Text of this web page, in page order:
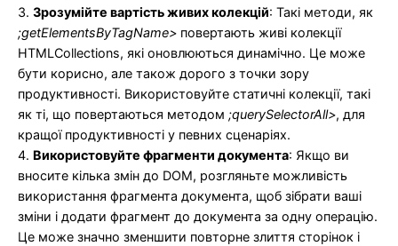
3. Зрозумійте вартість живих колекцій: Такі методи, як
;getElementsByTagName> повертають живі колекції
HTMLCollections, які оновлюються динамічно. Це може
бути корисно, але також дорого з точки зору
продуктивності. Використовуйте статичні колекції, такі
як ті, що повертаються методом ;querySelectorAll>, для
кращої продуктивності у певних сценаріях.
4. Використовуйте фрагменти документа: Якщо ви
вносите кілька змін до DOM, розгляньте можливість
використання фрагмента документа, щоб зібрати ваші
зміни і додати фрагмент до документа за одну операцію.
Це може значно зменшити повторне злиття сторінок і